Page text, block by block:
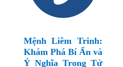
Mệnh Liêm Trinh:
Khám Phá Bí Ẩn và
Ý Nghĩa Trong Tử